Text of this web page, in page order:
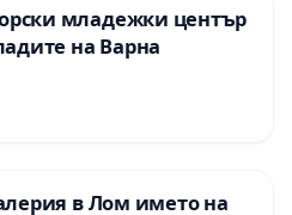
младежки център
на Варна
в Лом името на